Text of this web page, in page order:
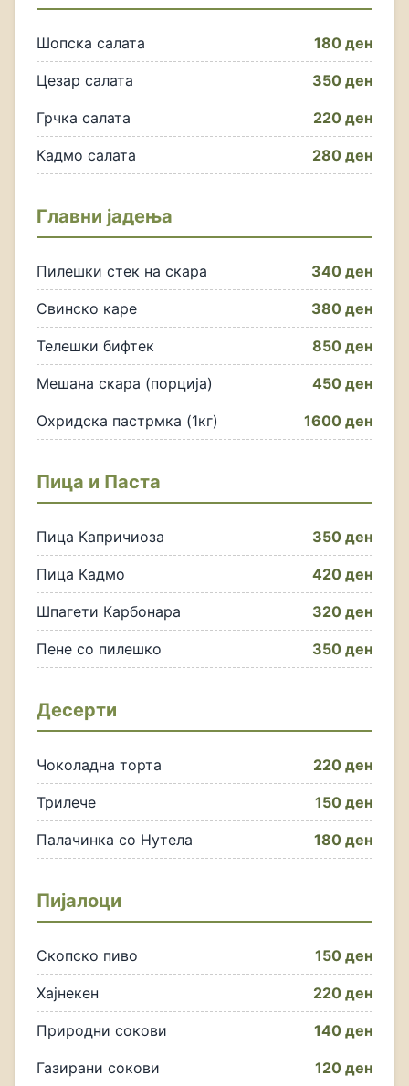
Шопска салата 180 ден
Цезар салата 350 ден
Грчка салата 220 ден
Кадмо салата 280 ден
Главни јадења
Пилешки стек на скара 340 ден
Свинско каре 380 ден
Телешки бифтек 850 ден
Мешана скара (порција) 450 ден
Охридска пастрмка (1кг) 1600 ден
Пица и Паста
Пица Капричиоза 350 ден
Пица Кадмо 420 ден
Шпагети Карбонара 320 ден
Пене со пилешко 350 ден
Десерти
Чоколадна торта 220 ден
Трилече 150 ден
Палачинка со Нутела 180 ден
Пијалоци
Скопско пиво 150 ден
Хајнекен 220 ден
Природни сокови 140 ден
Газирани сокови 120 ден